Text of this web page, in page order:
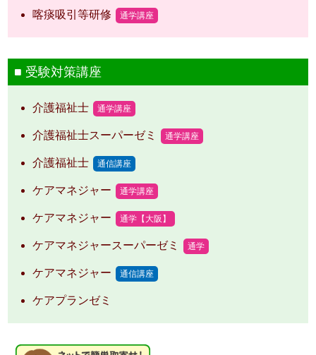
喀痰吸引等研修 通学講座
受験対策講座
介護福祉士 通学講座
介護福祉士スーパーゼミ 通学講座
介護福祉士 通信講座
ケアマネジャー 通学講座
ケアマネジャー 通学【大阪】
ケアマネジャースーパーゼミ 通学
ケアマネジャー 通信講座
ケアプランゼミ